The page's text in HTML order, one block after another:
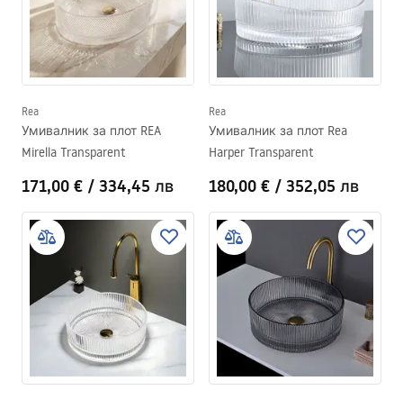
Rea
Умивалник за плот REA
Mirella Transparent
171,00 € / 334,45 лв
Rea
Умивалник за плот Rea
Harper Transparent
180,00 € / 352,05 лв